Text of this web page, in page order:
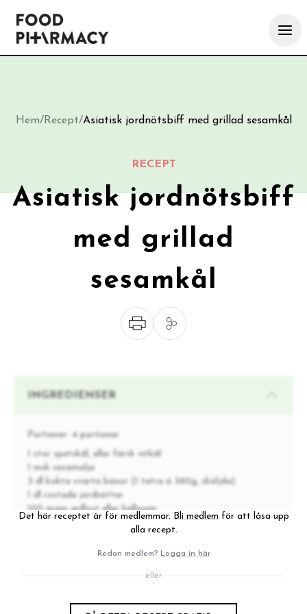
Hem/Recept/Asiatisk jordnötsbiff med grillad sesamkål
RECEPT
Asiatisk jordnötsbiff
med grillad
sesamkål
INGREDIENSER
Portioner: 4 portioner
1 stor spetskål, eller färsk vitkål
1 msk sesamolja
3 dl kokta svarta bönor (1 tetra á 380g, sköljda)
1 dl rostade jordnötter
100 gram grillost eller halloumi
1 1/2 dl majonnäs
Det här receptet är för medlemmar. Bli medlem för att låsa upp
alla recept.
Redan medlem? Logga in här
eller